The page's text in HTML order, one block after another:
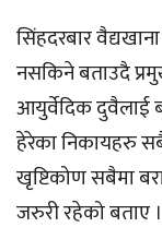
सिंहदरबार
नसकिने बताउदै
आयुर्वेदिक दुवैलाई
हेरेका निकायहरु
खृष्टिकोण सबैमा
जरुरी रहेको बताए ।